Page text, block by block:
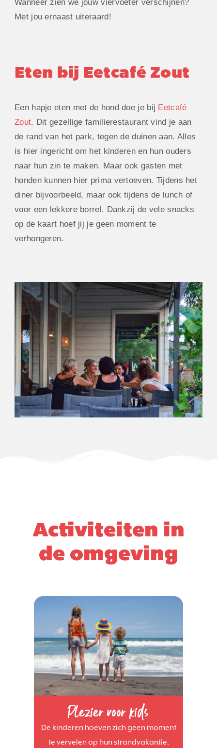
Wanneer zien we jouw viervoeter verschijnen?
Met jou ernaast uiteraard!
Eten bij Eetcafé Zout
Een hapje eten met de hond doe je bij Eetcafé
Zout. Dit gezellige familierestaurant vind je aan
de rand van het park, tegen de duinen aan. Alles
is hier ingericht om het kinderen en hun ouders
naar hun zin te maken. Maar ook gasten met
honden kunnen hier prima vertoeven. Tijdens het
diner bijvoorbeeld, maar ook tijdens de lunch of
voor een lekkere borrel. Dankzij de vele snacks
op de kaart hoef jij je geen moment te
verhongeren.
Activiteiten in
de omgeving
Plezier voor kids
De kinderen hoeven zich geen moment
te vervelen op hun strandvakantie.